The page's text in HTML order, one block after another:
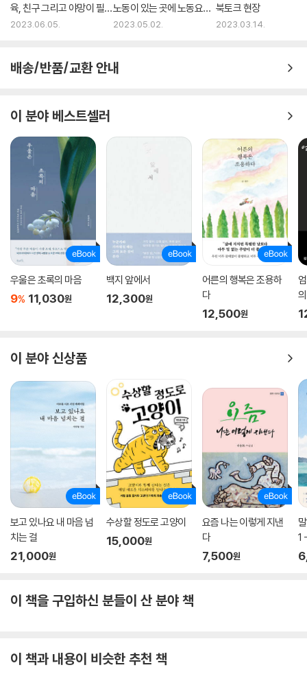
육, 친구 그리고 야망이 필요
해요"
2023.06.05.
노동이 있는 곳에 노동요가
있다!
2023.05.02.
북토크 현장
2023.03.14.
배송/반품/교환 안내
이 분야 베스트셀러
우울은 초록의 마음
9% 11,030원
백지 앞에서
12,300원
어른의 행복은 조용하
다
12,500원
이 분야 신상품
보고 있나요 내 마음 넘
치는 걸
21,000원
수상할 정도로 고양이
15,000원
요즘 나는 이렇게 지낸
다
7,500원
1
이 책을 구입하신 분들이 산 분야 책
이 책과 내용이 비슷한 추천 책